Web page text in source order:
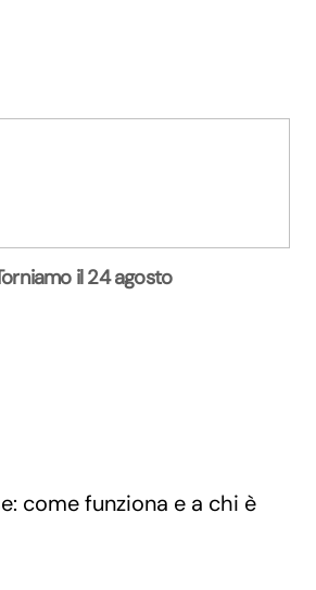
il 24 agosto